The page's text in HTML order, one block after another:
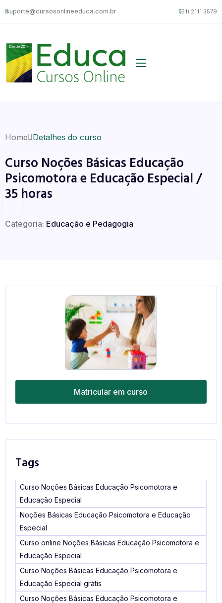
suporte@cursosonlineeduca.com.br (51) 2111.3579
Home Detalhes do curso
Curso Noções Básicas Educação
Psicomotora e Educação Especial /
35 horas
Categoria: Educação e Pedagogia
Matricular em curso
Tags
Curso Noções Básicas Educação Psicomotora e
Educação Especial
Noções Básicas Educação Psicomotora e Educação
Especial
Curso online Noções Básicas Educação Psicomotora e
Educação Especial
Curso Noções Básicas Educação Psicomotora e
Educação Especial grátis
Curso Noções Básicas Educação Psicomotora e